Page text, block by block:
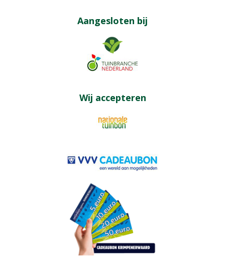
Aangesloten bij
Wij accepteren